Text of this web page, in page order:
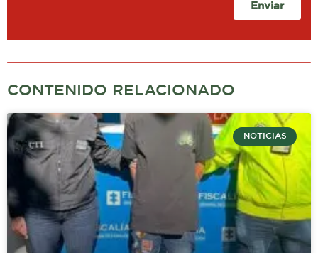
Enviar
CONTENIDO RELACIONADO
NOTICIAS